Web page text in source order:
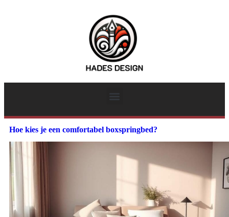
Hoe kies je een comfortabel boxspringbed?